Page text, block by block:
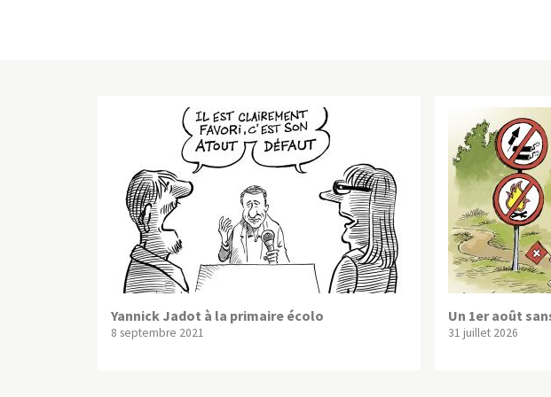
Yannick Jadot à la primaire écolo
8 septembre 2021
Un 1er août
31 juillet 2026